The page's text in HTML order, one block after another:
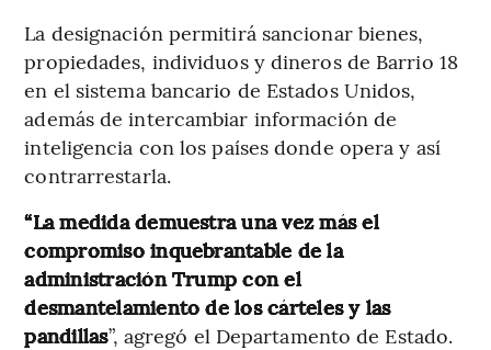
La designación permitirá sancionar bienes,
propiedades, individuos y dineros de Barrio 18
en el sistema bancario de Estados Unidos,
además de intercambiar información de
inteligencia con los países donde opera y así
contrarrestarla.
“La medida demuestra una vez más el
compromiso inquebrantable de la
administración Trump con el
desmantelamiento de los cárteles y las
pandillas”, agregó el Departamento de Estado.